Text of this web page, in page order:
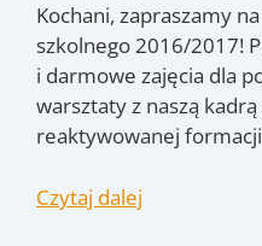
Kochani, zapraszamy
szkolnego 2016/2017!
i darmowe zajęcia dla
warsztaty z naszą
reaktywowanej
Czytaj dalej